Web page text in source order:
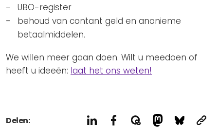
UBO-register
behoud van contant geld en anonieme
betaalmiddelen.
We willen meer gaan doen. Wilt u meedoen of
heeft u ideeën: laat het ons weten!
Delen: